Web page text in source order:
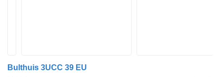
Bulthuis 3UCC 39 EU